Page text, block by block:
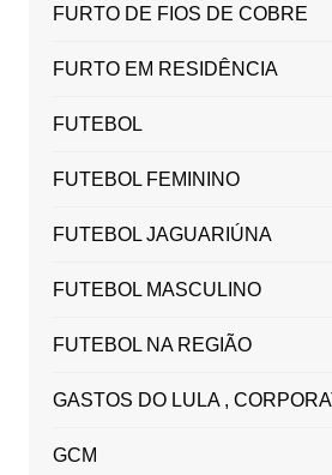
FURTO DE FIOS DE COBRE
FURTO EM RESIDÊNCIA
FUTEBOL
FUTEBOL FEMININO
FUTEBOL JAGUARIÚNA
FUTEBOL MASCULINO
FUTEBOL NA REGIÃO
GASTOS DO LULA ,
GCM